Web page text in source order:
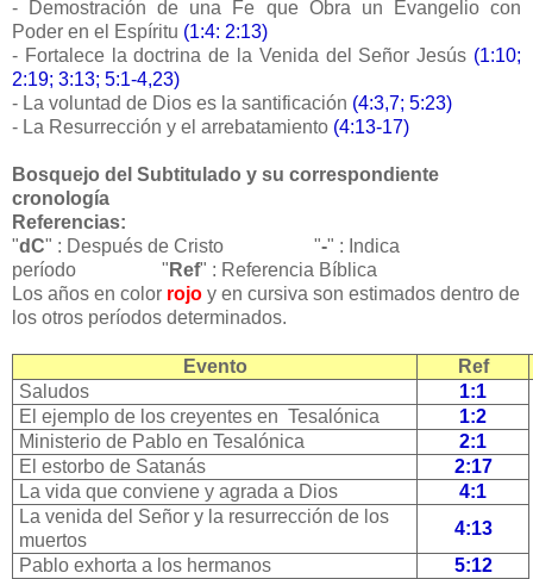
- Demostración de una Fe que Obra un Evangelio con
Poder en el Espíritu (1:4: 2:13)
- Fortalece la doctrina de la Venida del Señor Jesús (1:10;
2:19; 3:13; 5:1-4,23)
- La voluntad de Dios es la santificación (4:3,7; 5:23)
- La Resurrección y el arrebatamiento (4:13-17)
Bosquejo del Subtitulado y su correspondiente
cronología
Referencias:
"dC" : Después de Cristo "-" : Indica
período " Ref" : Referencia Bíblica
Los años en color rojo y en cursiva son estimados dentro de
los otros períodos determinados.
Evento
Ref
Saludos
1:1
El ejemplo de los creyentes en Tesalónica
1:2
Ministerio de Pablo en Tesalónica
2:1
El estorbo de Satanás
2:17
La vida que conviene y agrada a Dios
4:1
La venida del Señor y la resurrección de los
muertos
4:13
Pablo exhorta a los hermanos
5:12